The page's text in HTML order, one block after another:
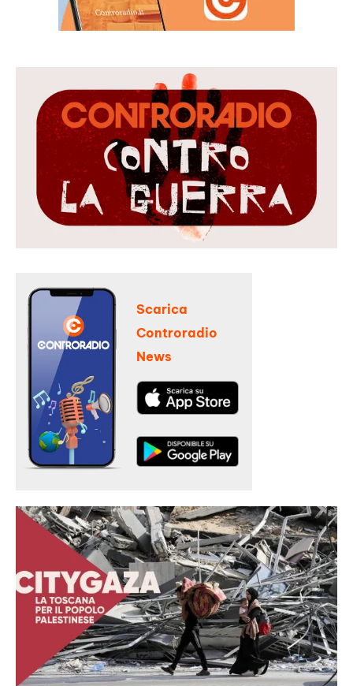
Scarica
Controradio
News